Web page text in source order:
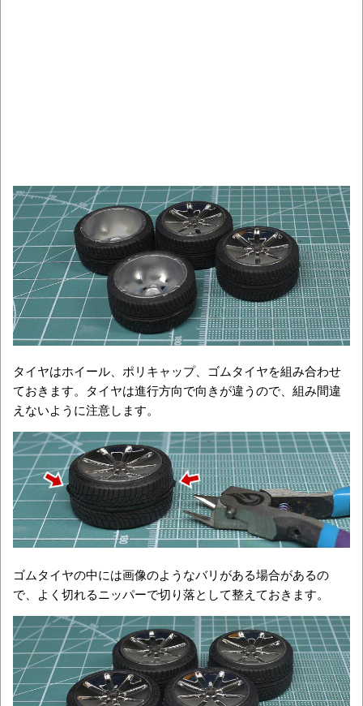
タイヤはホイール、ポリキャップ、ゴムタイヤを組み合わせ
ておきます。タイヤは進行方向で向きが違うので、組み間違
えないように注意します。
ゴムタイヤの中には画像のようなバリがある場合があるの
で、よく切れるニッパーで切り落として整えておきます。